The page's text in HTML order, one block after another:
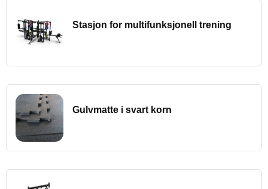
Stasjon for multifunksjonell trening
Gulvmatte i svart korn